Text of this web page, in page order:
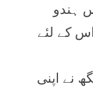
ہندو
کے لئے
نے اپنی